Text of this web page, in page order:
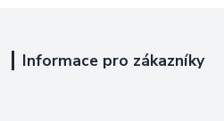
Informace pro zákazníky